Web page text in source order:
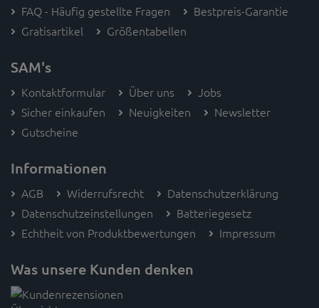
FAQ - Häufig gestellte Fragen
Bestpreis-Garantie
Gratisartikel
Größentabellen
SAM's
Kontaktformular Über uns
Jobs
Sicher einkaufen
Neuigkeiten
Newsletter
Gutscheine
Informationen
AGB Widerrufsrecht
Datenschutzerklärung
Datenschutzeinstellungen
Batteriegesetz
Echtheit von Produktbewertungen
Impressum
Was unsere Kunden denken